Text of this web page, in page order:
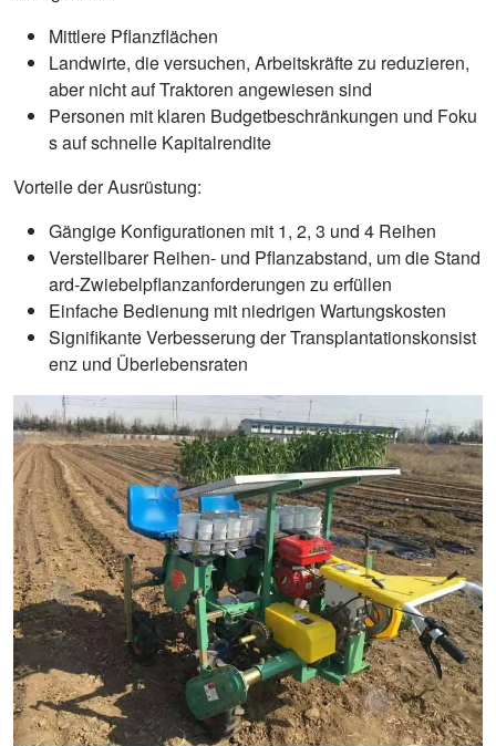
Mittlere Pflanzflächen
Landwirte, die versuchen, Arbeitskräfte zu reduzieren,
aber nicht auf Traktoren angewiesen sind
Personen mit klaren Budgetbeschränkungen und Foku
s auf schnelle Kapitalrendite
Vorteile der Ausrüstung:
Gängige Konfigurationen mit 1, 2, 3 und 4 Reihen
Verstellbarer Reihen- und Pflanzabstand, um die Stand
ard-Zwiebelpflanzanforderungen zu erfüllen
Einfache Bedienung mit niedrigen Wartungskosten
Signifikante Verbesserung der Transplantationskonsist
enz und Überlebensraten